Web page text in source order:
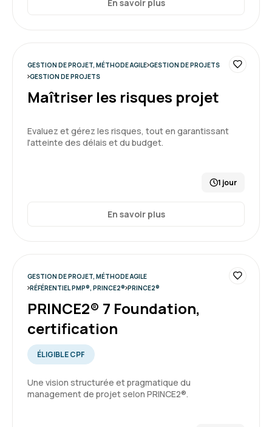
En savoir plus
GESTION DE PROJET, MÉTHODE AGILE GESTION DE PROJETS
GESTION DE PROJETS
Maîtriser les risques projet
Evaluez et gérez les risques, tout en garantissant
l'atteinte des délais et du budget.
1 jour
En savoir plus
GESTION DE PROJET, MÉTHODE AGILE
RÉFÉRENTIEL PMP®, PRINCE2® PRINCE2®
PRINCE2® 7 Foundation,
certification
ÉLIGIBLE CPF
Une vision structurée et pragmatique du
management de projet selon PRINCE2®.